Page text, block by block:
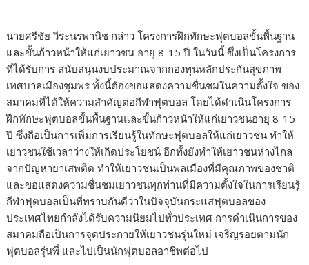
นายศรีชัย วีระนรพานิช กล่าว โครงการฝึกทักษะฟุตบอลขั้นพื้นฐาน
และขั้นก้าวหน้าให้แก่เยาวชน อายุ 8-15 ปี ในวันนี้ ซึ่งเป็นโครงการ
ที่ได้รับการ สนับสนุนงบประมาณจากกองทุนหลักประกันสุขภาพ
เทศบาลเมืองชุมพร ทั้งนี้ต้องขอแสดงความชื่นชมในความตั้งใจ ของ
สมาคมที่ได้ให้ความสำคัญต่อกีฬาฟุตบอล โดยได้ดำเนินโครงการ
ฝึกทักษะฟุตบอลขั้นพื้นฐานและขั้นก้าวหน้าให้แก่เยาวชนอายุ 8-15
ปี ซึ่งถือเป็นการเพิ่มการเรียนรู้ในทักษะฟุตบอลให้แก่เยาวชน ทำให้
เยาวชนใช้เวลาว่างให้เกิดประโยชน์ อีกทั้งยังทำให้เยาวชนห่างไกล
จากปัญหายาเสพติด ทำให้เยาวชนเป็นพลเมืองที่มีคุณภาพของชาติ
และขอแสดงความชื่นชมเยาวชนทุกท่านที่มีความตั้งใจในการเรียนรู้
กีฬาฟุตบอลเป็นที่ทราบกันดีว่าในปัจจุบันกระแสฟุตบอลของ
ประเทศไทยกำลังได้รับความนิยมไปทั่วประเทศ การดำเนินการของ
สมาคมถือเป็นการจุดประกายให้เยาวชนรุ่นใหม่ เจริญรอยตามนัก
ฟุตบอลรุ่นพี่ และไปเป็นนักฟุตบอลอาชีพต่อไป